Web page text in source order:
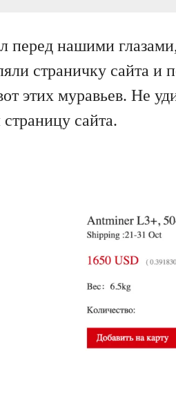
перед нашими
страничку сайта и
этих муравьев. Не
сайта.